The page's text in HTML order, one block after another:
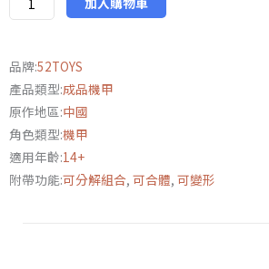
IB-
獵
豹
號
數
量
品牌:52TOYS
產品類型:成品機甲
原作地區:中國
角色類型:機甲
適用年齡:14+
附帶功能:可分解組合, 可合體, 可變形